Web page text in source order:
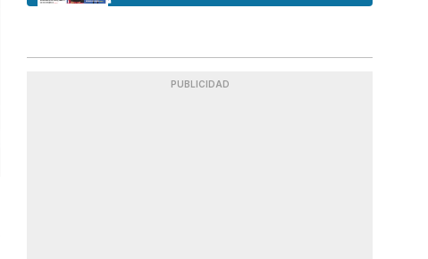
PUBLICIDAD